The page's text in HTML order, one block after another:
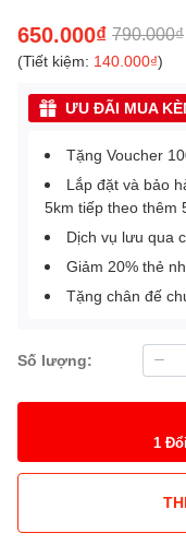
650.000₫ 790.000₫
(Tiết kiệm: 140.000₫)
ƯU ĐÃI MUA
Tặng Voucher
Lắp đặt và bảo
5km tiếp theo thêm
Dịch vụ lưu qua
Giảm 20% thẻ
Tặng chân đế
Số lượng:
1